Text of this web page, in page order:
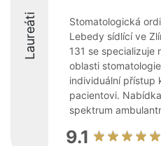
Laureáti
Stomatologická
Lebedy sídlící ve
131 se specializuje
oblasti
individuální přístup
pacientovi.
spektrum
9.1